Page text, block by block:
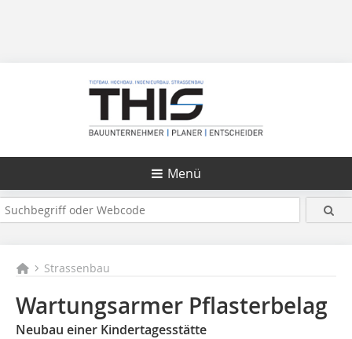
Menü
Strassenbau
Wartungsarmer Pflasterbelag
Neubau einer Kindertagesstätte